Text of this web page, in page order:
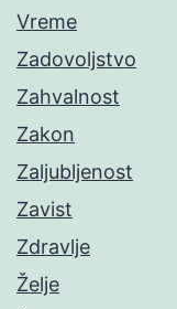
Vreme
Zadovoljstvo
Zahvalnost
Zakon
Zaljubljenost
Zavist
Zdravlje
Želje